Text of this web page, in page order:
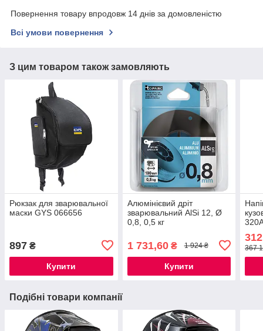
Повернення товару впродовж 14 днів за домовленістю
Всі умови повернення
З цим товаром також замовляють
Рюкзак для зварювальної
маски GYS 066656
897 ₴
Купити
Алюмінієвий дріт
зварювальний AlSi 12, Ø
0,8, 0,5 кг
1 731,60₴ 1 924 ₴
Купити
367
Подібні товари компанії